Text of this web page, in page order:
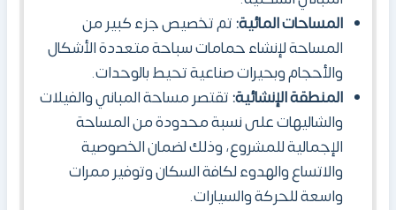
المساحات المائية:تم تخصيص جزء كبير من
المساحة لإنشاء حمامات سباحة متعددة الأشكال
والأحجام وبحيرات صناعية تحيط بالوحدات.
المنطقة الإنشائية:تقتصر مساحة المباني والفيلات
والشاليهات على نسبة محدودة من المساحة
الإجمالية للمشروع، وذلك لضمان الخصوصية
والاتساع والهدوء لكافة السكان وتوفير ممرات
واسعة للحركة والسيارات.